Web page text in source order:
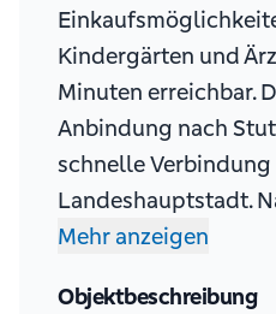
Kindergärten und
Minuten erreichbar.
Anbindung nach
schnelle
Landeshauptstadt.
Mehr anzeigen
Objektbeschreibung